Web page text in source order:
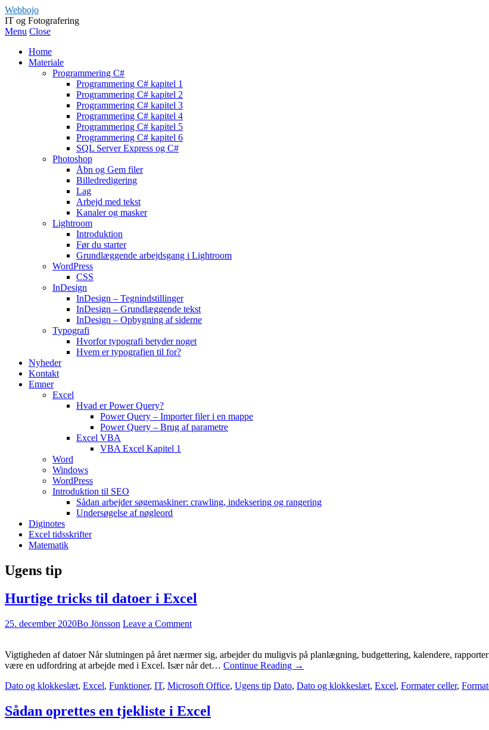
Webbojo
IT og Fotografering
Menu Close
Home
Materiale
Programmering C#
Programmering C# kapitel 1
Programmering C# kapitel 2
Programmering C# kapitel 3
Programmering C# kapitel 4
Programmering C# kapitel 5
Programmering C# kapitel 6
SQL Server Express og C#
Photoshop
Åbn og Gem filer
Billedredigering
Lag
Arbejd med tekst
Kanaler og masker
Lightroom
Introduktion
Før du starter
Grundlæggende arbejdsgang i Lightroom
WordPress
CSS
InDesign
InDesign – Tegnindstillinger
InDesign – Grundlæggende tekst
InDesign – Opbygning af siderne
Typografi
Hvorfor typografi betyder noget
Hvem er typografien til for?
Nyheder
Kontakt
Emner
Excel
Hvad er Power Query?
Power Query – Importer filer i en mappe
Power Query – Brug af parametre
Excel VBA
VBA Excel Kapitel 1
Word
Windows
WordPress
Introduktion til SEO
Sådan arbejder søgemaskiner: crawling, indeksering og rangering
Undersøgelse af nøgleord
Diginotes
Excel tidsskrifter
Matematik
Ugens tip
Hurtige tricks til datoer i Excel
25. december 2020Bo Jönsson Leave a Comment
Vigtigheden af datoer Når slutningen på året nærmer sig, arbejder du muligvis på planlægning, budgettering, kalendere,
være en udfordring at arbejde med i Excel. Især når det… Continue Reading →
Dato og klokkeslæt, Excel, Funktioner, IT, Microsoft Office, Ugens tip Dato, Dato og klokkeslæt, Excel, Formater celler,
Sådan oprettes en tjekliste i Excel